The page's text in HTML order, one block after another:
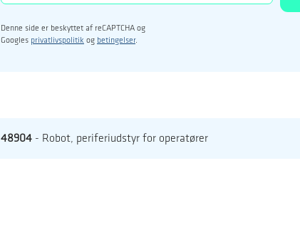
Denne side er beskyttet af reCAPTCHA og
Googles privatlivspolitik og betingelser.
48904 - Robot, periferiudstyr for operatører